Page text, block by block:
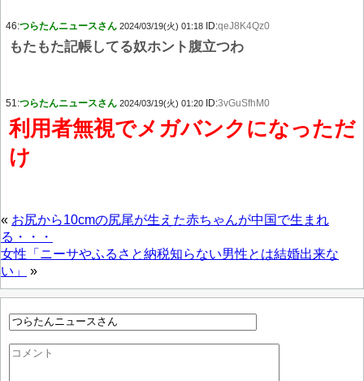
46:つらたんニュースさん 2024/03/19(火) 01:18 ID:qeJ8K4Qz0
もたもた記帳してる奴ホント腹立つわ
51:つらたんニュースさん 2024/03/19(火) 01:20 ID:3vGuSfhM0
利用者無視でメガバンクになっただ
け
« お尻から10cmの尻尾が生えた赤ちゃんが中国で生まれ
る・・・
女性「ニーサやふるさと納税知らない男性とは結婚出来な
い」
»